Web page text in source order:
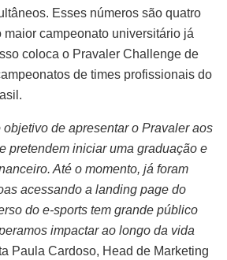
Esses números são quatro
maior campeonato universitário já
coloca o Pravaler Challenge de
de times profissionais do
objetivo de apresentar o Pravaler aos
pretendem iniciar uma graduação e
Até o momento, já foram
acessando a landing page do
do e-sports tem grande público
impactar ao longo da vida
Paula Cardoso, Head de Marketing